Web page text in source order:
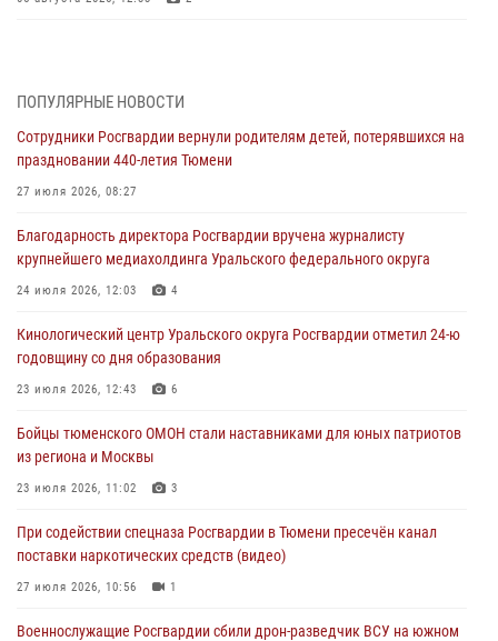
06 августа 2026, 04:41 3
Росгвардейцы в Тюменской области почтили память генерала
армии Ивана Кирилловича Яковлева
05 августа 2026, 11:03
В Тюмени офицер Росгвардии в радиоэфире напомнил гражданам о
мерах безопасного владения оружием
05 августа 2026, 09:56
Военнослужащие Росгвардии сбили дрон-разведчик ВСУ на южном
направлении
05 августа 2026, 05:35
Стальной характер продемонстрировали росгвардейцы в ходе
масштабных спортивных событий на Урале
05 августа 2026, 05:22
ПОПУЛЯРНЫЕ НОВОСТИ
Сотрудники Росгвардии вернули родителям детей, потерявшихся на
праздновании 440-летия Тюмени
27 июля 2026, 08:27
Благодарность директора Росгвардии вручена журналисту
крупнейшего медиахолдинга Уральского федерального округа
24 июля 2026, 12:03 4
Кинологический центр Уральского округа Росгвардии отметил 24-ю
годовщину со дня образования
23 июля 2026, 12:43 6
Бойцы тюменского ОМОН стали наставниками для юных патриотов
из региона и Москвы
23 июля 2026, 11:02 3
При содействии спецназа Росгвардии в Тюмени пресечён канал
поставки наркотических средств (видео)
27 июля 2026, 10:56 1
Военнослужащие Росгвардии сбили дрон-разведчик ВСУ на южном